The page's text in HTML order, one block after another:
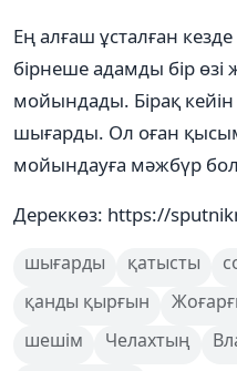
Ең алғаш ұсталған
бірнеше адамды бір
мойындады. Бірақ
шығарды. Ол оған
мойындауға мәжбүр
Дереккөз: https://
шығарды қатысты
қанды қырғын
шешім
Челахтың